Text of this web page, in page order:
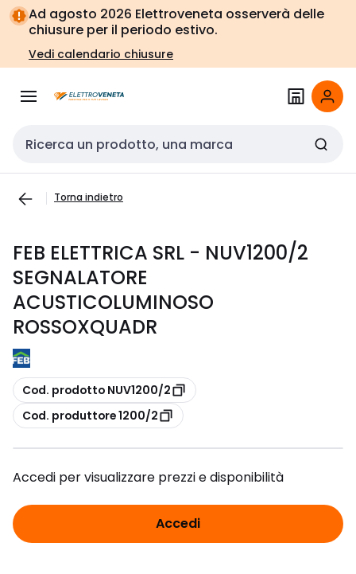
Vai alla
navigazione
Vai
alla
pagina
Ad agosto 2026 Elettroveneta osserverà delle
chiusure per il periodo estivo.
Vedi calendario chiusure
Cerca input
Torna indietro
FEB ELETTRICA SRL - NUV1200/2
SEGNALATORE
ACUSTICOLUMINOSO
ROSSOXQUADR
copia
Cod. prodotto NUV1200/2
copia
Cod. produttore 1200/2
Accedi per visualizzare prezzi e disponibilità
Accedi